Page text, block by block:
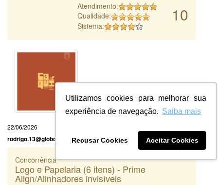
Utilizamos cookies para melhorar sua
experiência de navegação. Saiba mais
Recusar Cookies Aceitar Cookies
10
Atendimento:
Qualidade:
Sistema:
22/06/2026
rodrigo.13@globo.com
Concorrência
Logo e Papelaria (6 itens) - Prime
Align/Alinhadores invisíveis